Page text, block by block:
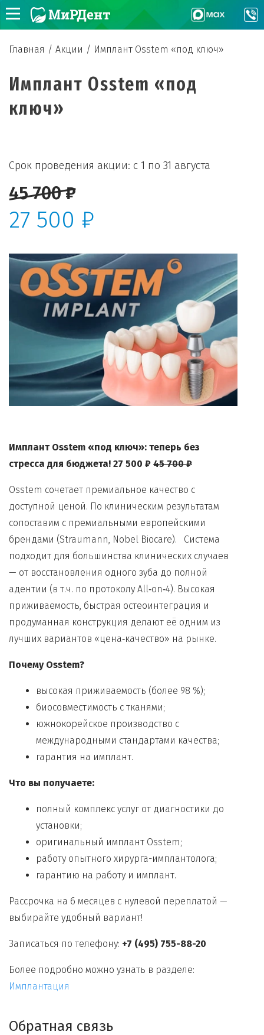
Главная / Акции / Имплант Osstem «под ключ»
Имплант Osstem «под
ключ»
Срок проведения акции: с 1 по 31 августа
45 700 ₽
27 500 ₽
Имплант Osstem «под ключ»: теперь без
стресса для бюджета! 27 500 ₽ 45 700 ₽
Osstem сочетает премиальное качество с
доступной ценой. По клиническим результатам
сопоставим с премиальными европейскими
брендами (Straumann, Nobel Biocare). Система
подходит для большинства клинических случаев
— от восстановления одного зуба до полной
адентии (в т.ч. по протоколу All‑on‑4). Высокая
приживаемость, быстрая остеоинтеграция и
продуманная конструкция делают её одним из
лучших вариантов «цена‑качество» на рынке.
Почему Osstem?
высокая приживаемость (более 98 %);
биосовместимость с тканями;
южнокорейское производство с
международными стандартами качества;
гарантия на имплант.
Что вы получаете:
полный комплекс услуг от диагностики до
установки;
оригинальный имплант Osstem;
работу опытного хирурга-имплантолога;
гарантию на работу и имплант.
Рассрочка на 6 месяцев с нулевой переплатой —
выбирайте удобный вариант!
Записаться по телефону: +7 (495) 755-88-20
Более подробно можно узнать в разделе:
Имплантация
Обратная связь